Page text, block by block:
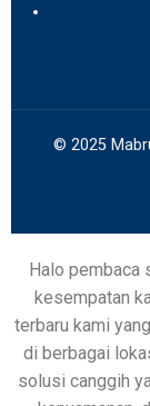
© 2025
Halo pembaca
kesempatan
terbaru kami
di berbagai
solusi canggih